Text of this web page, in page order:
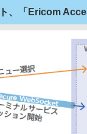
、「Ericom